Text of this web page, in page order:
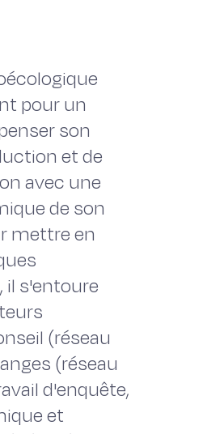
pour un
son
et de
avec une
de son
mettre en
il s'entoure
(réseau
(réseau
d'enquête,
et